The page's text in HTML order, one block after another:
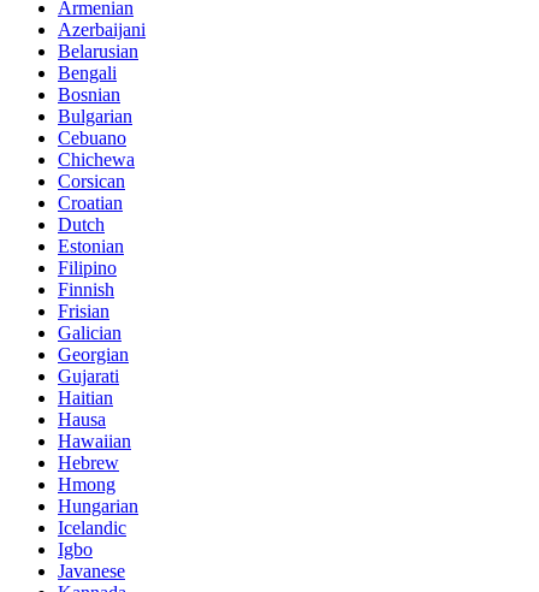
Armenian
Azerbaijani
Belarusian
Bengali
Bosnian
Bulgarian
Cebuano
Chichewa
Corsican
Croatian
Dutch
Estonian
Filipino
Finnish
Frisian
Galician
Georgian
Gujarati
Haitian
Hausa
Hawaiian
Hebrew
Hmong
Hungarian
Icelandic
Igbo
Javanese